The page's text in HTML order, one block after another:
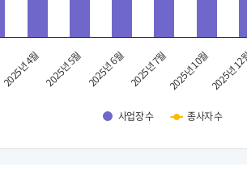
사업장 수 종사자 수
2025년
2025년 10월
2025년 7월
2025년 6월
2025년 5월
2025년 4월